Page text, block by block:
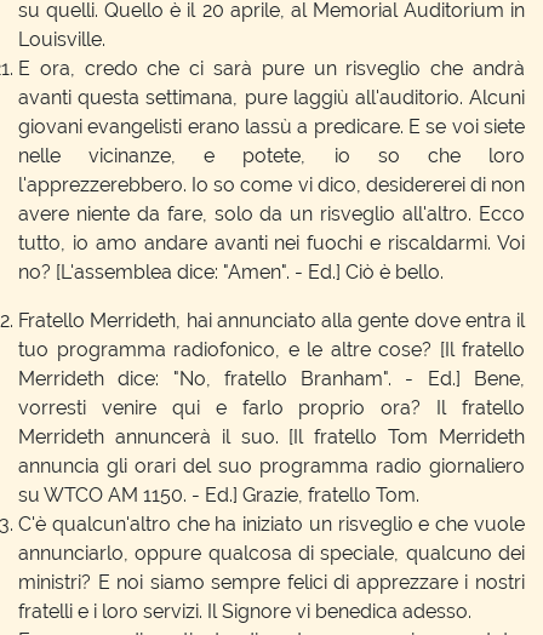
su quelli. Quello è il 20 aprile, al Memorial Auditorium in
Louisville.
E ora, credo che ci sarà pure un risveglio che andrà
avanti questa settimana, pure laggiù all'auditorio. Alcuni
giovani evangelisti erano lassù a predicare. E se voi siete
nelle vicinanze, e potete, io so che loro
l'apprezzerebbero. Io so come vi dico, desidererei di non
avere niente da fare, solo da un risveglio all'altro. Ecco
tutto, io amo andare avanti nei fuochi e riscaldarmi. Voi
no? [L'assemblea dice: "Amen". - Ed.] Ciò è bello.
Fratello Merrideth, hai annunciato alla gente dove entra il
tuo programma radiofonico, e le altre cose? [Il fratello
Merrideth dice: "No, fratello Branham". - Ed.] Bene,
vorresti venire qui e farlo proprio ora? Il fratello
Merrideth annuncerà il suo. [Il fratello Tom Merrideth
annuncia gli orari del suo programma radio giornaliero
su WTCO AM 1150. - Ed.] Grazie, fratello Tom.
C'è qualcun'altro che ha iniziato un risveglio e che vuole
annunciarlo, oppure qualcosa di speciale, qualcuno dei
ministri? E noi siamo sempre felici di apprezzare i nostri
fratelli e i loro servizi. Il Signore vi benedica adesso.